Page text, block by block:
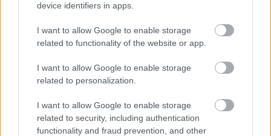
device identifiers in apps.
I want to allow Google to enable storage
related to functionality of the website or app.
I want to allow Google to enable storage
related to personalization.
I want to allow Google to enable storage
related to security, including authentication
functionality and fraud prevention, and other
DIRECCIÓN
Calle Santo Domingo, 51
06001 Badajoz